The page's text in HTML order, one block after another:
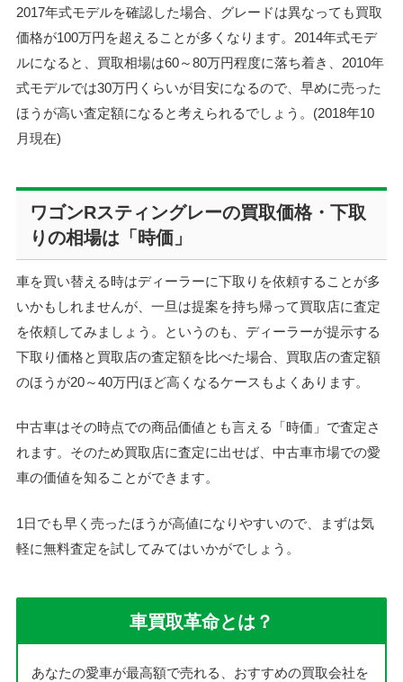
2017年式モデルを確認した場合、グレードは異なっても買取
価格が100万円を超えることが多くなります。2014年式モデ
ルになると、買取相場は60～80万円程度に落ち着き、2010年
式モデルでは30万円くらいが目安になるので、早めに売った
ほうが高い査定額になると考えられるでしょう。(2018年10
月現在)
ワゴンRスティングレーの買取価格・下取
りの相場は「時価」
車を買い替える時はディーラーに下取りを依頼することが多
いかもしれませんが、一旦は提案を持ち帰って買取店に査定
を依頼してみましょう。というのも、ディーラーが提示する
下取り価格と買取店の査定額を比べた場合、買取店の査定額
のほうが20～40万円ほど高くなるケースもよくあります。
中古車はその時点での商品価値とも言える「時価」で査定さ
れます。そのため買取店に査定に出せば、中古車市場での愛
車の価値を知ることができます。
1日でも早く売ったほうが高値になりやすいので、まずは気
軽に無料査定を試してみてはいかがでしょう。
車買取革命とは？
あなたの愛車が最高額で売れる、おすすめの買取会社を